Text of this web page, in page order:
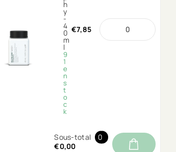
h
y
-
4
0
m
l
9
1
e
n
s
t
o
c
k
€7,85
Sous-total
0
€0,00